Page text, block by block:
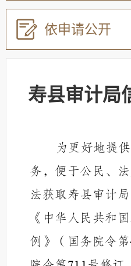
依申请公开
寿县审计局
为更好地提
务，便于公民、
法获取寿县审计局
《中华人民共和
例》（国务院令第